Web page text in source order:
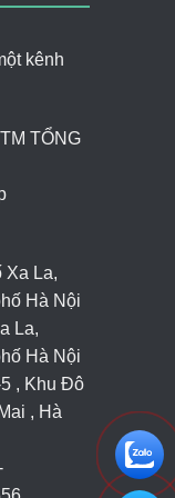
kênh
TỔNG
Xa La,
Hà Nội
La,
Hà Nội
, Khu Đô
, Hà